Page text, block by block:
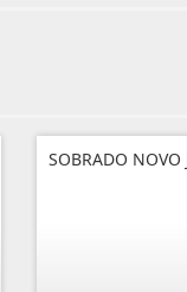
SOBRADO NOVO